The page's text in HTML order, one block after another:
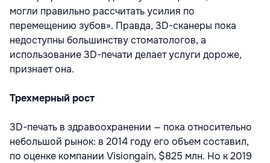
могли правильно рассчитать усилия по
перемещению зубов». Правда, 3D-сканеры пока
недоступны большинству стоматологов, а
использование 3D-печати делает услуги дороже,
признает она.
Трехмерный рост
3D-печать в здравоохранении — пока относительно
небольшой рынок: в 2014 году его объем составил,
по оценке компании Visiongain, $825 млн. Но к 2019